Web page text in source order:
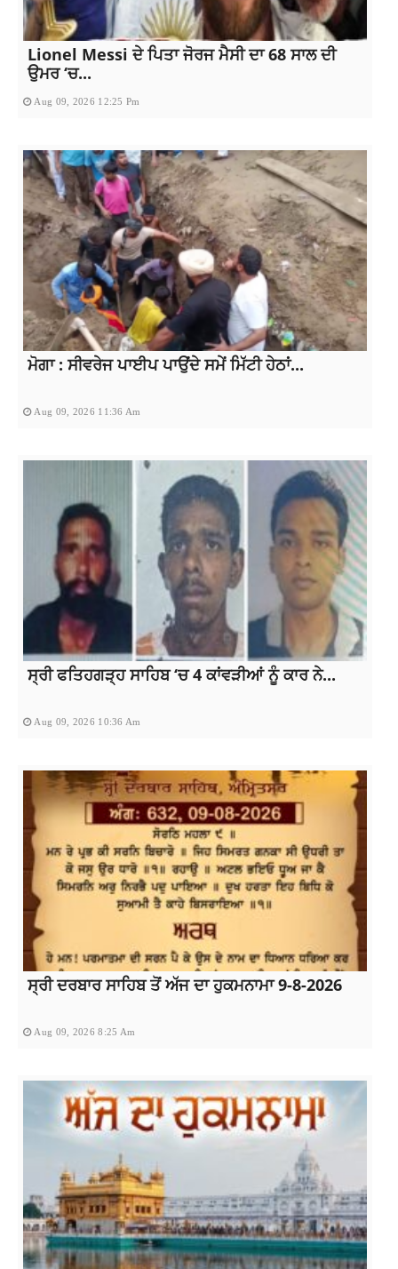
Lionel Messi ਦੇ ਪਿਤਾ ਜੋਰਜ ਮੈਸੀ ਦਾ 68 ਸਾਲ ਦੀ
ਉਮਰ ‘ਚ...
Aug 09, 2026 12:25 Pm
ਮੋਗਾ : ਸੀਵਰੇਜ ਪਾਈਪ ਪਾਉਂਦੇ ਸਮੇਂ ਮਿੱਟੀ ਹੇਠਾਂ...
Aug 09, 2026 11:36 Am
ਸ੍ਰੀ ਫਤਿਹਗੜ੍ਹ ਸਾਹਿਬ ‘ਚ 4 ਕਾਂਵੜੀਆਂ ਨੂੰ ਕਾਰ ਨੇ...
Aug 09, 2026 10:36 Am
ਸ੍ਰੀ ਦਰਬਾਰ ਸਾਹਿਬ ਤੋਂ ਅੱਜ ਦਾ ਹੁਕਮਨਾਮਾ 9-8-2026
Aug 09, 2026 8:25 Am